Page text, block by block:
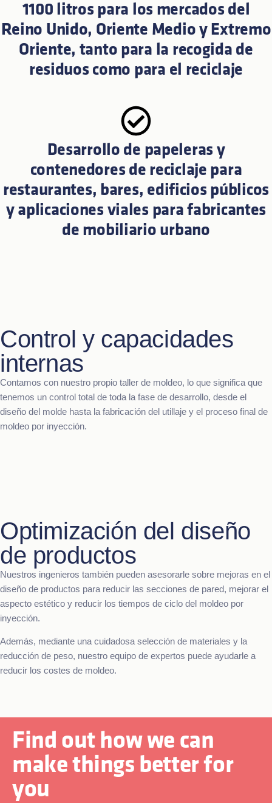
1100 litros para los mercados del
Reino Unido, Oriente Medio y Extremo
Oriente, tanto para la recogida de
residuos como para el reciclaje
Desarrollo de papeleras y
contenedores de reciclaje para
restaurantes, bares, edificios públicos
y aplicaciones viales para fabricantes
de mobiliario urbano
Control y capacidades
internas
Contamos con nuestro propio taller de moldeo, lo que significa que
tenemos un control total de toda la fase de desarrollo, desde el
diseño del molde hasta la fabricación del utillaje y el proceso final de
moldeo por inyección.
Optimización del diseño
de productos
Nuestros ingenieros también pueden asesorarle sobre mejoras en el
diseño de productos para reducir las secciones de pared, mejorar el
aspecto estético y reducir los tiempos de ciclo del moldeo por
inyección.
Además, mediante una cuidadosa selección de materiales y la
reducción de peso, nuestro equipo de expertos puede ayudarle a
reducir los costes de moldeo.
Find out how we can
make things better for
you